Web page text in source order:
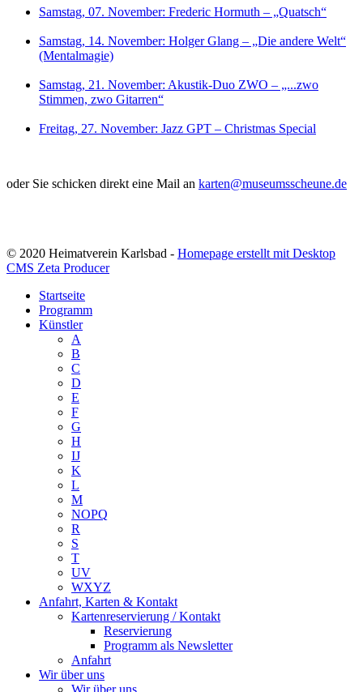
Samstag, 07. November: Frederic Hormuth – „Quatsch“
Samstag, 14. November: Holger Glang – „Die andere Welt“
(Mentalmagie)
Samstag, 21. November: Akustik-Duo ZWO – „...zwo
Stimmen, zwo Gitarren“
Freitag, 27. November: Jazz GPT – Christmas Special
oder Sie schicken direkt eine Mail an karten@museumsscheune.de
© 2020 Heimatverein Karlsbad - Homepage erstellt mit Desktop
CMS Zeta Producer
Startseite
Programm
Künstler
A
B
C
D
E
F
G
H
IJ
K
L
M
NOPQ
R
S
T
UV
WXYZ
Anfahrt, Karten & Kontakt
Kartenreservierung / Kontakt
Reservierung
Programm als Newsletter
Anfahrt
Wir über uns